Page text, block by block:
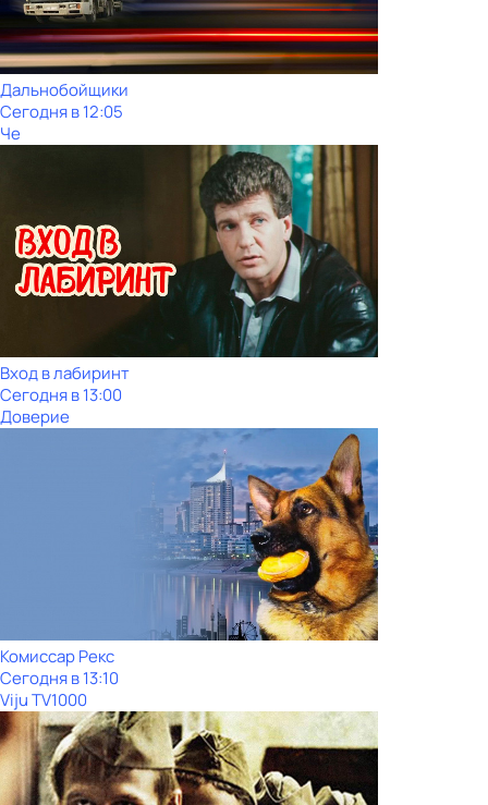
Дальнобойщики
Сегодня в 12:05
Че
Вход в лабиринт
Сегодня в 13:00
Доверие
Комиссар Рекс
Сегодня в 13:10
Viju TV1000